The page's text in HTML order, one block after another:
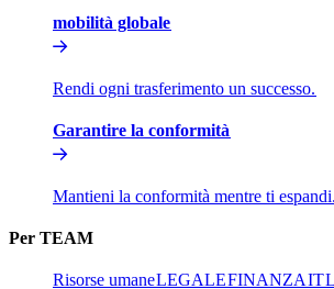
mobilità globale​​
Rendi ogni trasferimento un successo.​​
Garantire la conformità​​
Mantieni la conformità mentre ti espandi.​​
Per TEAM​​
Risorse umane​​LEGALE​​FINANZA​​IT​​